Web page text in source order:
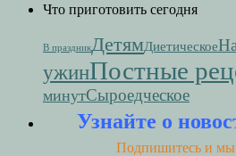
Что приготовить сегодня
В праздникДетямДиетическое
ужинПостные
минутСыроедческое
Узнайте о
Подпишитесь и